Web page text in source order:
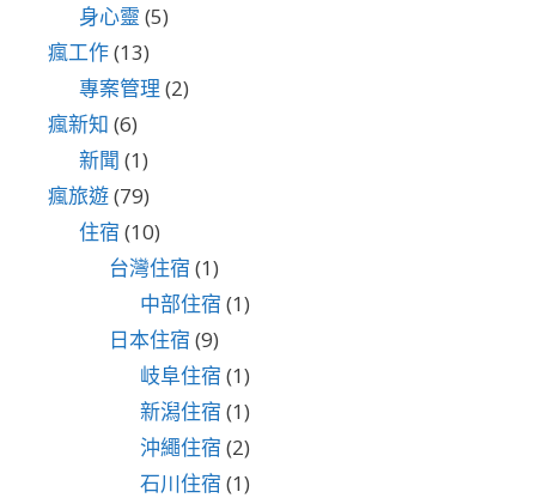
身心靈 (5)
瘋工作(13)
專案管理 (2)
瘋新知 (6)
新聞 (1)
瘋旅遊(79)
住宿 (10)
台灣住宿 (1)
中部住宿 (1)
日本住宿 (9)
岐阜住宿 (1)
新潟住宿 (1)
沖繩住宿 (2)
石川住宿 (1)